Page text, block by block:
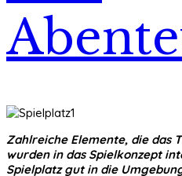
Zahlreiche Elemente, die das
wurden in das Spielkonzept
Spielplatz gut in die